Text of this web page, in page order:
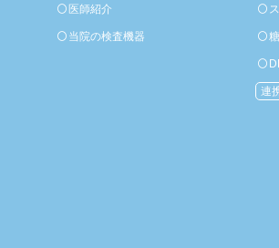
医師紹介
当院の検査機器
連